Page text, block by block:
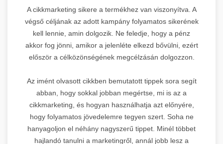
A cikkmarketing sikere a termékhez van viszonyítva. A
végső céljának az adott kampány folyamatos sikerének
kell lennie, amin dolgozik. Ne feledje, hogy a pénz
akkor fog jönni, amikor a jelenléte elkezd bővülni, ezért
először a célközönségének megcélzásán dolgozzon.
Az imént olvasott cikkben bemutatott tippek sora segít
abban, hogy sokkal jobban megértse, mi is az a
cikkmarketing, és hogyan használhatja azt előnyére,
hogy folyamatos jövedelemre tegyen szert. Soha ne
hanyagoljon el néhány nagyszerű tippet. Minél többet
hajlandó tanulni a marketingről, annál jobb lesz a